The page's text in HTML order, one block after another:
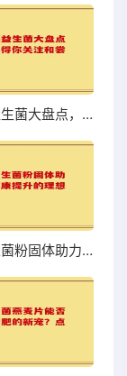
超市热销益生菌大盘点，哪些值得你关注和尝试？
艾多美益生菌粉固体助力肠道健康提升的理想选择